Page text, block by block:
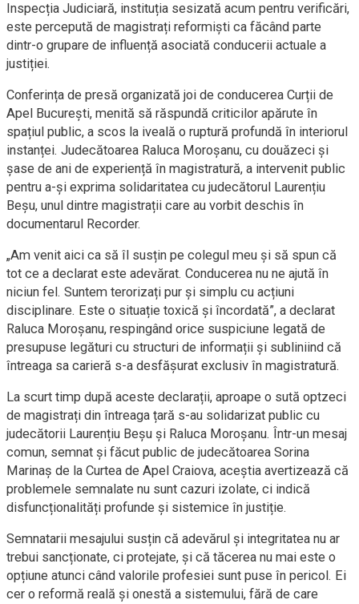
Inspecția Judiciară, instituția sesizată acum pentru verificări,
este percepută de magistrați reformiști ca făcând parte
dintr-o grupare de influență asociată conducerii actuale a
justiției.
Conferința de presă organizată joi de conducerea Curții de
Apel București, menită să răspundă criticilor apărute în
spațiul public, a scos la iveală o ruptură profundă în interiorul
instanței. Judecătoarea Raluca Moroșanu, cu douăzeci și
șase de ani de experiență în magistratură, a intervenit public
pentru a-și exprima solidaritatea cu judecătorul Laurențiu
Beșu, unul dintre magistrații care au vorbit deschis în
documentarul Recorder.
„Am venit aici ca să îl susțin pe colegul meu și să spun că
tot ce a declarat este adevărat. Conducerea nu ne ajută în
niciun fel. Suntem terorizați pur și simplu cu acțiuni
disciplinare. Este o situație toxică și încordată”, a declarat
Raluca Moroșanu, respingând orice suspiciune legată de
presupuse legături cu structuri de informații și subliniind că
întreaga sa carieră s-a desfășurat exclusiv în magistratură.
La scurt timp după aceste declarații, aproape o sută optzeci
de magistrați din întreaga țară s-au solidarizat public cu
judecătorii Laurențiu Beșu și Raluca Moroșanu. Într-un mesaj
comun, semnat și făcut public de judecătoarea Sorina
Marinaș de la Curtea de Apel Craiova, aceștia avertizează că
problemele semnalate nu sunt cazuri izolate, ci indică
disfuncționalități profunde și sistemice în justiție.
Semnatarii mesajului susțin că adevărul și integritatea nu ar
trebui sancționate, ci protejate, și că tăcerea nu mai este o
opțiune atunci când valorile profesiei sunt puse în pericol. Ei
cer o reformă reală și onestă a sistemului, fără de care